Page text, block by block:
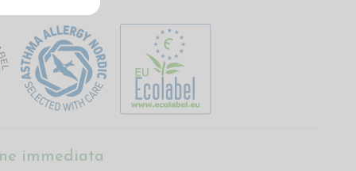
immediata